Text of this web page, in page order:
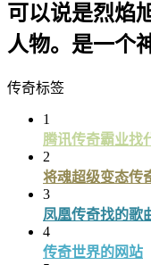
可以说是烈焰
人物。是一个
传奇标签
1
腾讯传奇霸业找
2
将魂超级变态传
3
凤凰传奇找的歌
4
传奇世界的网站